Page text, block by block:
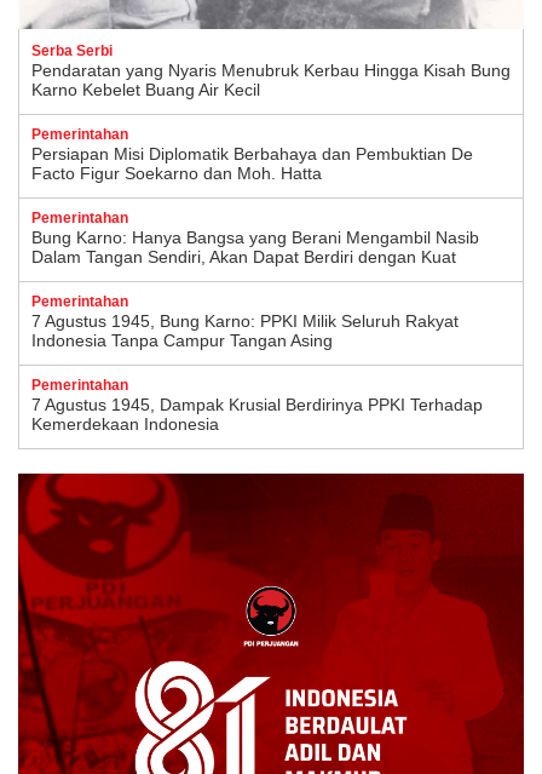
Serba Serbi
Pendaratan yang Nyaris Menubruk Kerbau Hingga Kisah Bung
Karno Kebelet Buang Air Kecil
Pemerintahan
Persiapan Misi Diplomatik Berbahaya dan Pembuktian De
Facto Figur Soekarno dan Moh. Hatta
Pemerintahan
Bung Karno: Hanya Bangsa yang Berani Mengambil Nasib
Dalam Tangan Sendiri, Akan Dapat Berdiri dengan Kuat
Pemerintahan
7 Agustus 1945, Bung Karno: PPKI Milik Seluruh Rakyat
Indonesia Tanpa Campur Tangan Asing
Pemerintahan
7 Agustus 1945, Dampak Krusial Berdirinya PPKI Terhadap
Kemerdekaan Indonesia